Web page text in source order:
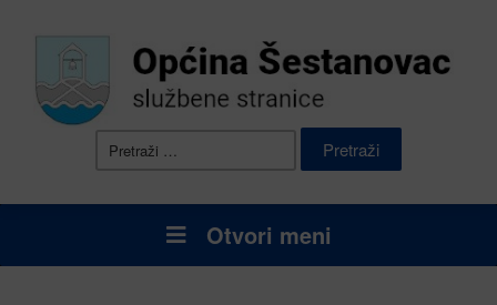
Otvori meni